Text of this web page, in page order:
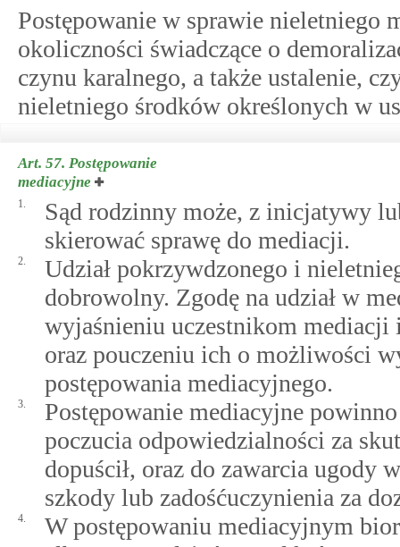
Postępowanie w sprawie nieletniego
okoliczności świadczące o
czynu karalnego, a także ustalenie,
nieletniego środków określonych w
Art. 57. Postępowanie
mediacyjne
1.
Sąd rodzinny może, z inicjatywy
skierować sprawę do mediacji.
2.
Udział pokrzywdzonego i
dobrowolny. Zgodę na udział w
wyjaśnieniu uczestnikom mediacji
oraz pouczeniu ich o możliwości
postępowania mediacyjnego.
3.
Postępowanie mediacyjne
poczucia odpowiedzialności za
dopuścił, oraz do zawarcia ugody
szkody lub zadośćuczynienia za
4.
W postępowaniu mediacyjnym